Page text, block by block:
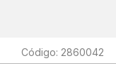
: 2860042